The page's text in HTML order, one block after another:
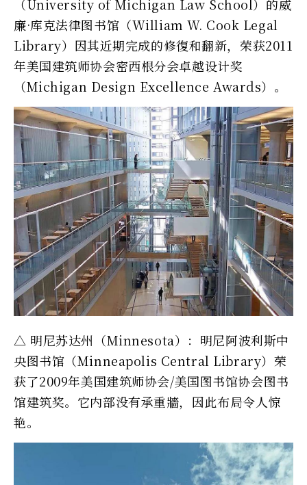
（University of Michigan Law School）的威
廉·库克法律图书馆（William W. Cook Legal
Library）因其近期完成的修復和翻新，荣获2011
年美国建筑师协会密西根分会卓越设计奖
（Michigan Design Excellence Awards）。
△ 明尼苏达州（Minnesota）：明尼阿波利斯中
央图书馆（Minneapolis Central Library）荣
获了2009年美国建筑师协会/美国图书馆协会图书
馆建筑奖。它内部没有承重牆，因此布局令人惊
艳。